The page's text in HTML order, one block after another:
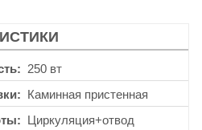
250 вт
Каминная пристенная
Циркуляция+отвод